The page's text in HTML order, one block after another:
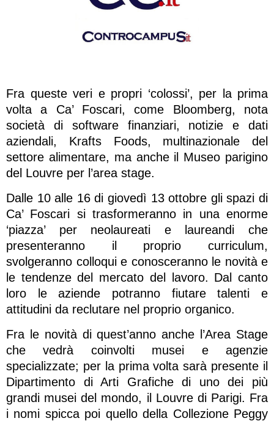
Fra queste veri e propri ‘colossi’, per la prima
volta a Ca’ Foscari, come Bloomberg, nota
società di software finanziari, notizie e dati
aziendali, Krafts Foods, multinazionale del
settore alimentare, ma anche il Museo parigino
del Louvre per l’area stage.
Dalle 10 alle 16 di giovedì 13 ottobre gli spazi di
Ca’ Foscari si trasformeranno in una enorme
‘piazza’ per neolaureati e laureandi che
presenteranno il proprio curriculum,
svolgeranno colloqui e conosceranno le novità e
le tendenze del mercato del lavoro. Dal canto
loro le aziende potranno fiutare talenti e
attitudini da reclutare nel proprio organico.
Fra le novità di quest’anno anche l’Area Stage
che vedrà coinvolti musei e agenzie
specializzate; per la prima volta sarà presente il
Dipartimento di Arti Grafiche di uno dei più
grandi musei del mondo, il Louvre di Parigi. Fra
i nomi spicca poi quello della Collezione Peggy